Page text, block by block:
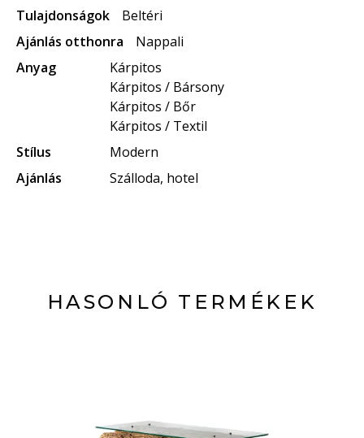
Tulajdonságok
Beltéri
Ajánlás otthonra
Nappali
Anyag
Kárpitos
Kárpitos / Bársony
Kárpitos / Bőr
Kárpitos / Textil
Stílus
Modern
Ajánlás
Szálloda, hotel
HASONLÓ TERMÉKEK